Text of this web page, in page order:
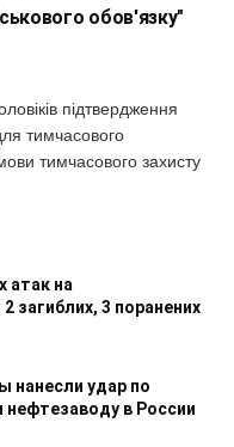
обов'язку"
підтвердження
тимчасового
тимчасового захисту
атак на
загиблих, 3 поранених
нанесли удар по
нефтезаводу в России